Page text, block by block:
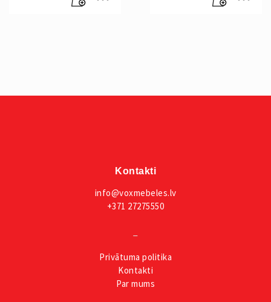
Kontakti
info@voxmebeles.lv
+371 27275550
Privātuma politika
Kontakti
Par mums